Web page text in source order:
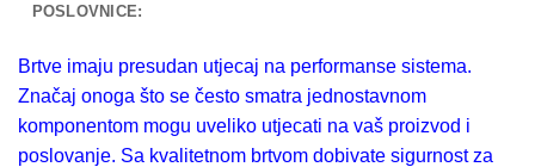
POSLOVNICE:
Brtve imaju presudan utjecaj na performanse sistema.
Značaj onoga što se često smatra jednostavnom
komponentom mogu uveliko utjecati na vaš proizvod i
poslovanje. Sa kvalitetnom brtvom dobivate sigurnost za